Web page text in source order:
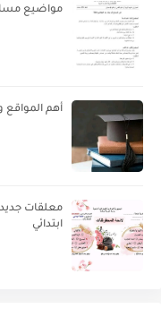
مواضيع
أهم المواقع
ابتدائي